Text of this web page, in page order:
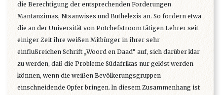
die Berechtigung der entsprechenden Forderungen
Mantanzimas, Ntsanwises und Buthelezis an. So fordern etwa
die an der Universität von Potchefstroom tätigen Lehrer seit
einiger Zeit ihre weißen Mitbürger in ihrer sehr
einflußreichen Schrift „Woord en Daad“ auf, sich darüber klar
zu werden, daß die Probleme Südafrikas nur gelöst werden
können, wenn die weißen Bevölkerungsgruppen
einschneidende Opfer bringen. ln diesem Zusammenhang ist